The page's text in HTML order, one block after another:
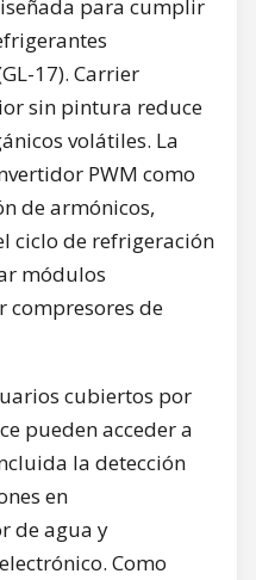
para cumplir
17). Carrier
sin pintura reduce
volátiles. La
PWM como
de armónicos,
ciclo de refrigeración
módulos
compresores de
cubiertos por
pueden acceder a
la detección
en
de agua y
Como